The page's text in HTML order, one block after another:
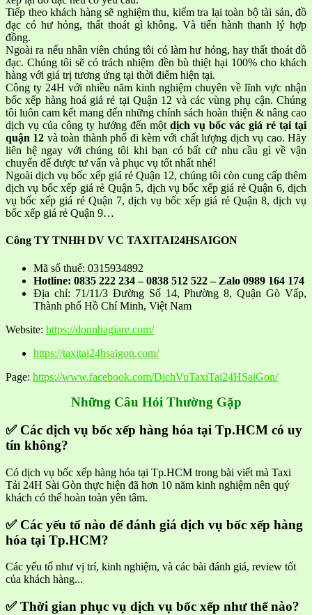
Tiếp theo khách hàng sẽ nghiệm thu, kiểm tra lại toàn bộ tài sản, đồ
đạc có hư hỏng, thất thoát gì không. Và tiến hành thanh lý hợp
đồng.
Ngoài ra nếu nhân viên chúng tôi có làm hư hỏng, hay thất thoát đồ
đạc. Chúng tôi sẽ có trách nhiệm đền bù thiệt hại 100% cho khách
hàng với giá trị tương ứng tại thời điểm hiện tại.
Công ty 24H với nhiều năm kinh nghiệm chuyên về lĩnh vực nhận
bốc xếp hàng hoá giá rẻ tại Quận 12 và các vùng phụ cận. Chúng
tôi luôn cam kết mang đến những chính sách hoàn thiện & nâng cao
dịch vụ của công ty hướng đến một dịch vụ bốc vác giá rẻ tại tại
quận 12 và toàn thành phố đi kèm với chất lượng dịch vụ cao. Hãy
liên hệ ngay với chúng tôi khi bạn có bất cứ nhu cầu gì về vận
chuyển để được tư vấn và phục vụ tốt nhất nhé!
Ngoài dịch vụ bốc xếp giá rẻ Quận 12, chúng tôi còn cung cấp thêm
dịch vụ bốc xếp giá rẻ Quận 5, dịch vụ bốc xếp giá rẻ Quận 6, dịch
vụ bốc xếp giá rẻ Quận 7, dịch vụ bốc xếp giá rẻ Quận 8, dịch vụ
bốc xếp giá rẻ Quận 9…
Công TY TNHH DV VC TAXITAI24HSAIGON
Mã số thuế: 0315934892
Hotline: 0835 222 234 – 0838 512 522 – Zalo 0989 164 174
Địa chỉ: 71/11/3 Đường Số 14, Phường 8, Quận Gò Vấp,
Thành phố Hồ Chí Minh, Việt Nam
Website: https://donnhagiare.com/
https://taxitai24hsaigon.com/
Page: https://www.facebook.com/DichVuTaxiTai24HSaiGon/
Những Câu Hỏi Thường Gặp
✅ Các dịch vụ bốc xếp hàng hóa tại Tp.HCM có uy
tín không?
Có dịch vụ bốc xếp hàng hóa tại Tp.HCM trong bài viết mà Taxi
Tải 24H Sài Gòn thực hiện đã hơn 10 năm kinh nghiệm nên quý
khách có thể hoàn toàn yên tâm.
✅ Các yếu tố nào để đánh giá dịch vụ bốc xếp hàng
hóa tại Tp.HCM?
Các yếu tố như vị trí, kinh nghiệm, và các bài đánh giá, review tốt
của khách hàng...
✅ Thời gian phục vụ dịch vụ bốc xếp như thế nào?